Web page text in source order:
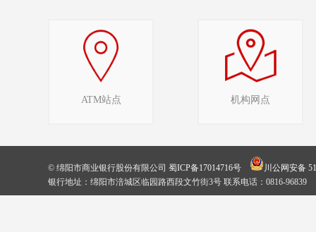
ATM站点 机构网点
© 绵阳市商业银行股份有限公司 蜀ICP备17014716号
川公网安备
银行地址：绵阳市涪城区临园路西段文竹街3号 联系电话：0816-96839